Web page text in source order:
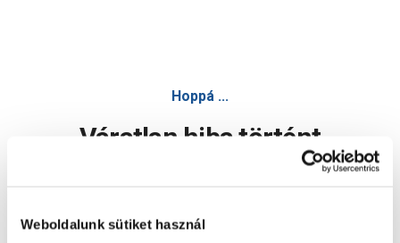
Weboldalunk sütiket használ
Hoppá ...
Váratlan hiba történt